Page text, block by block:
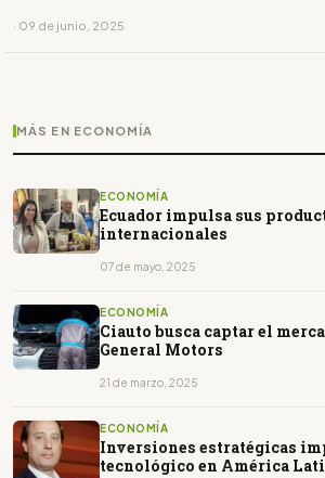
· 09 de junio, 2025
MÁS EN ECONOMÍA
ECONOMÍA
Ecuador impulsa sus
internacionales
07 de mayo, 2025
ECONOMÍA
Ciauto busca captar el
General Motors
21 de marzo, 2025
ECONOMÍA
Inversiones estratégicas
tecnológico en América